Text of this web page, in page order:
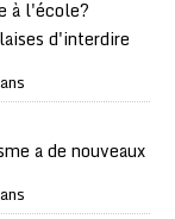
à l'école?
d'interdire
a de nouveaux